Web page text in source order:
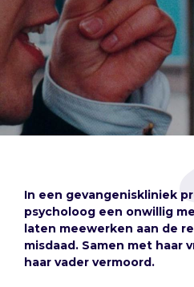
In een gevangeniskliniek
psycholoog een onwillig
laten meewerken aan de
misdaad. Samen met haar
haar vader vermoord.